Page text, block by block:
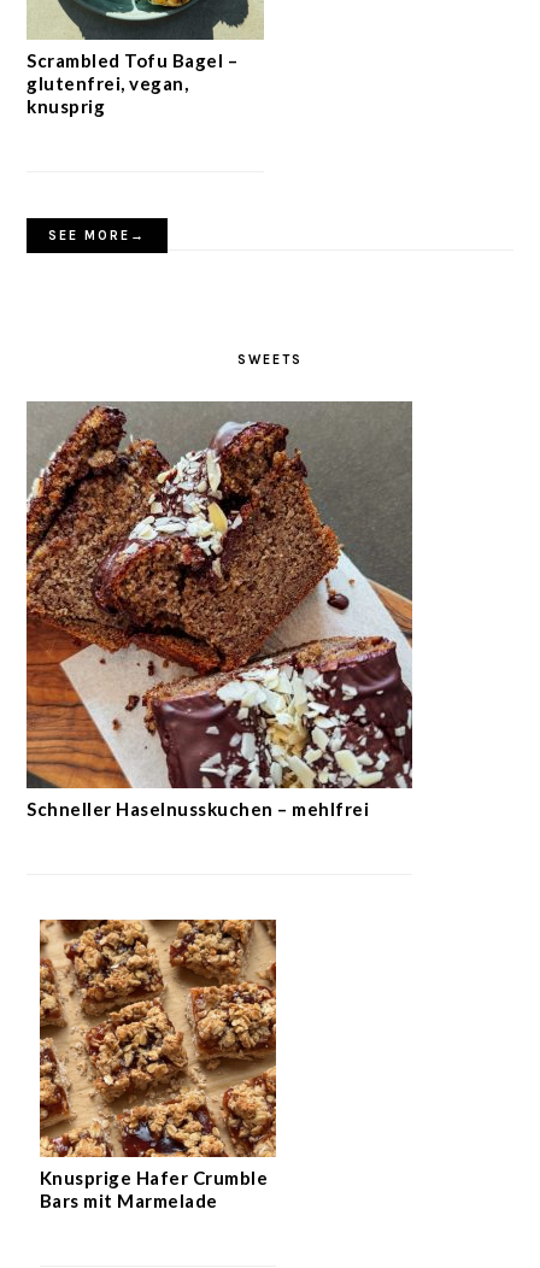
Scrambled Tofu Bagel –
glutenfrei, vegan,
knusprig
SEE MORE→
SWEETS
Schneller Haselnusskuchen – mehlfrei
Knusprige Hafer Crumble
Bars mit Marmelade